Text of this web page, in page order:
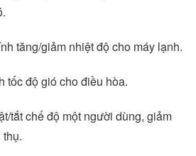
tăng/giảm nhiệt độ cho máy lạnh.
tốc độ gió cho điều hòa.
tắt chế độ một người dùng, giảm